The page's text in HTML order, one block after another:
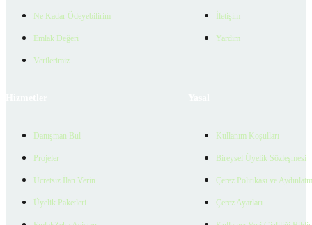
Ne Kadar Ödeyebilirim
Emlak Değeri
Verilerimiz
İletişim
Yardım
Danışman Bul
Projeler
Ücretsiz İlan Verin
Üyelik Paketleri
Kullanım Koşulları
Bireysel Üyelik Sözleşmesi
Çerez Politikası ve
Çerez Ayarları